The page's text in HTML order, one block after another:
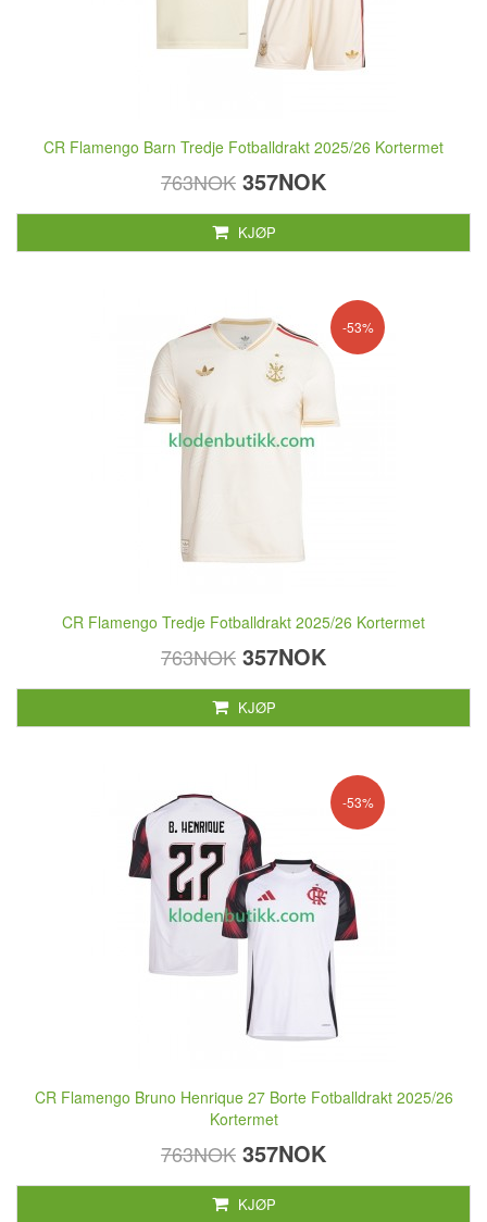
CR Flamengo Barn Tredje Fotballdrakt 2025/26 Kortermet
763NOK 357NOK
KJØP
-53%
CR Flamengo Tredje Fotballdrakt 2025/26 Kortermet
763NOK 357NOK
KJØP
-53%
CR Flamengo Bruno Henrique 27 Borte Fotballdrakt 2025/26
Kortermet
763NOK 357NOK
KJØP